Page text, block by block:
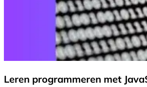
Leren programmeren met